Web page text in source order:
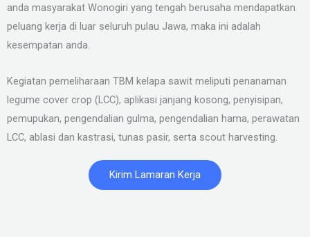
anda masyarakat Wonogiri yang tengah berusaha mendapatkan
peluang kerja di luar seluruh pulau Jawa, maka ini adalah
kesempatan anda.
Kegiatan pemeliharaan TBM kelapa sawit meliputi penanaman
legume cover crop (LCC), aplikasi janjang kosong, penyisipan,
pemupukan, pengendalian gulma, pengendalian hama, perawatan
LCC, ablasi dan kastrasi, tunas pasir, serta scout harvesting.
Kirim Lamaran Kerja